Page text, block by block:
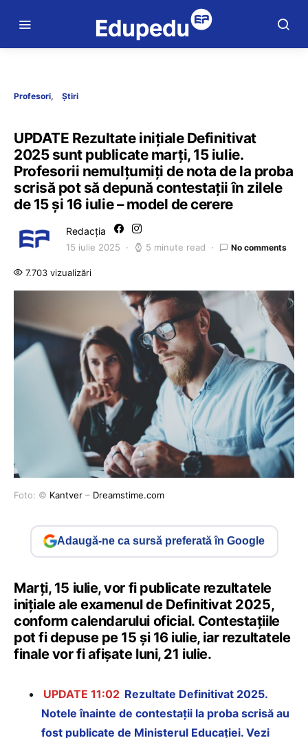
Profesori Știri
UPDATE Rezultate inițiale Definitivat
2025 sunt publicate marți, 15 iulie.
Profesorii nemulțumiți de nota de la proba
scrisă pot să depună contestații în zilele
de 15 și 16 iulie – model de cerere
Redacția
15 iulie 2025 5 minute read No comments
7.703 vizualizări
Foto: © Kantver – Dreamstime.com
Adaugă-ne ca sursă preferată în Google
Marți, 15 iulie, vor fi publicate rezultatele
inițiale ale examenul de Definitivat 2025,
conform calendarului oficial. Contestațiile
pot fi depuse pe 15 și 16 iulie, iar rezultatele
finale vor fi afișate luni, 21 iulie.
UPDATE 11:02 Rezultate Definitivat 2025.
Notele înainte de contestații la proba scrisă au
fost publicate de Ministerul Educației. Vezi